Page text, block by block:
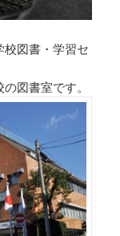
図書・学習セ
図書室です。